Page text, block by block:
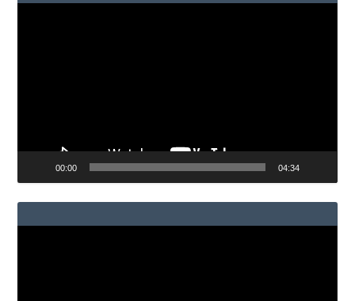
00:00 04:34